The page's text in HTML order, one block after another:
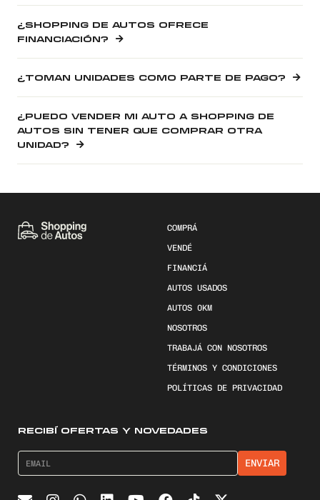
¿SHOPPING DE AUTOS OFRECE
FINANCIACIÓN?
¿TOMAN UNIDADES COMO PARTE DE PAGO?
¿PUEDO VENDER MI AUTO A SHOPPING DE
AUTOS SIN TENER QUE COMPRAR OTRA
UNIDAD?
COMPRÁ
VENDÉ
FINANCIÁ
AUTOS USADOS
AUTOS 0KM
NOSOTROS
TRABAJÁ CON NOSOTROS
TÉRMINOS Y CONDICIONES
POLÍTICAS DE PRIVACIDAD
RECIBÍ OFERTAS Y NOVEDADES